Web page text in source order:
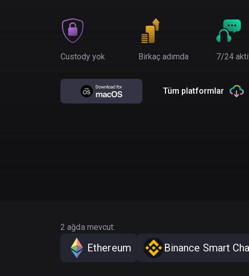
Custody yok Birkaç adımda 7/24
Tüm platformlar
2 ağda mevcut:
Ethereum Binance Smart